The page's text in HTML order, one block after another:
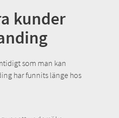
kunder
som man kan
har funnits länge hos